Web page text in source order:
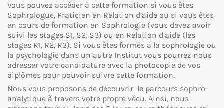
Vous pouvez accéder à cette formation si vous êtes
Sophrologue, Praticien en Relation d’aide ou si vous êtes
en cours de formation en Sophrologie (vous devez avoir
suivi les stages S1, S2, S3) ou en Relation d’aide (les
stages R1, R2, R3). Si vous êtes formés à la sophrologie ou
la psychologie dans un autre Institut vous pourrez nous
adresser votre candidature avec la photocopie de vos
diplômes pour pouvoir suivre cette formation.
Nous vous proposons de découvrir le parcours sophro-
analytique à travers votre propre vécu. Ainsi, nous